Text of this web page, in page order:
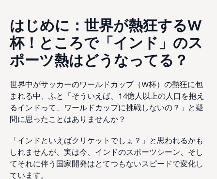
はじめに：世界が熱狂するW
杯！ところで「インド」のス
ポーツ熱はどうなってる？
世界中がサッカーのワールドカップ（W杯）の熱狂に包
まれる中、ふと「そういえば、14億人以上の人口を抱え
るインドって、ワールドカップに挑戦しないの？」と疑
問に思ったことはありませんか？
「インドといえばクリケットでしょ？」と思われるかも
しれませんが、実は今、インドのスポーツシーン、そし
てそれに伴う国家開発はとてつもないスピードで変化し
ています。